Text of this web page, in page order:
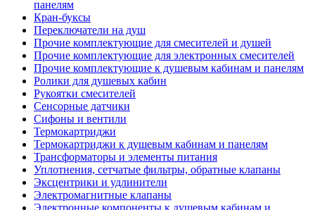
панелям
Кран-буксы
Переключатели на душ
Прочие комплектующие для смесителей и душей
Прочие комплектующие для электронных смесителей
Прочие комплектующие к душевым кабинам и панелям
Ролики для душевых кабин
Рукоятки смесителей
Сенсорные датчики
Сифоны и вентили
Термокартриджи
Термокартриджи к душевым кабинам и панелям
Трансформаторы и элементы питания
Уплотнения, сетчатые фильтры, обратные клапаны
Эксцентрики и удлинители
Электромагнитные клапаны
Электронные компоненты к душевым кабинам и